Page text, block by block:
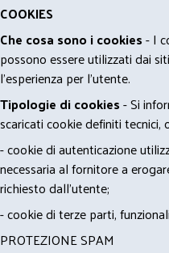
COOKIES
Che cosa sono i cookies- I
possono essere utilizzati dai
l'esperienza per l'utente.
Tipologie di cookies- Si
scaricati cookie definiti tecnici,
- cookie di autenticazione
necessaria al fornitore a
richiesto dall'utente;
- cookie di terze parti,
PROTEZIONE SPAM